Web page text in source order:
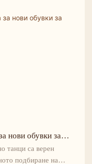
две десетилетия.
нови обувки за
танци са верен
подбиране на